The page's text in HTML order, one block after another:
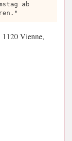
ab
1120 Vienne,